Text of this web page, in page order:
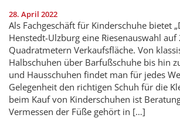
28. April 2022
Als Fachgeschäft für Kinderschuhe bietet
Henstedt-Ulzburg eine Riesenauswahl auf
Quadratmetern Verkaufsfläche. Von
Halbschuhen über Barfußschuhe bis hin
und Hausschuhen findet man für jedes
Gelegenheit den richtigen Schuh für die
beim Kauf von Kinderschuhen ist
Vermessen der Füße gehört in […]